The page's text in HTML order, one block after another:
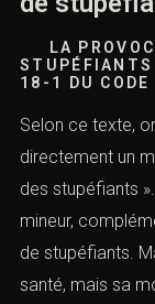
LA
STUPÉFIANTS
18-1
DU
Selon ce texte,
directement un
des stupéfiants
mineur,
de stupéfiants.
santé, mais sa